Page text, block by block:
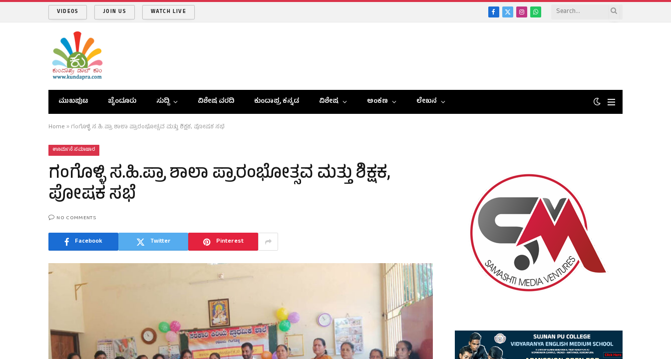
VIDEOS JOIN US WATCH LIVE Facebook
X
InstagramWhatsApp
ಮುಖಪುಟ ಬೈಂದೂರು ಸುದ್ದಿ ವಿಶೇಷ ವರದಿ ಕುಂದಾಪ್ರ ಕನ್ನಡ ವಿಶೇಷ ಅಂಕಣ ಲೇಖನ
Home » ಗಂಗೊಳ್ಳಿ ಸ.ಹಿ.ಪ್ರಾ ಶಾಲಾ ಪ್ರಾರಂಭೋತ್ಸವ ಮತ್ತು ಶಿಕ್ಷಕ, ಪೋಷಕ ಸಭೆ
ಊರ್ಮನೆ ಸಮಾಚಾರ
ಗಂಗೊಳ್ಳಿ ಸ.ಹಿ.ಪ್ರಾ ಶಾಲಾ ಪ್ರಾರಂಭೋತ್ಸವ ಮತ್ತು ಶಿಕ್ಷಕ,
ಪೋಷಕ ಸಭೆ
NO COMMENTS
Facebook Twitter Pinterest